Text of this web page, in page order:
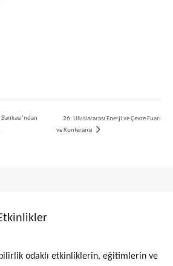
26. Uluslararası Enerji ve Çevre Fuarı
ve Konferansı
odaklı etkinliklerin, eğitimlerin ve